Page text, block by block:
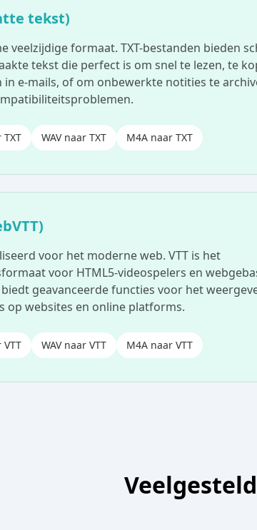
tekst)
veelzijdige formaat. TXT-bestanden bieden
tekst die perfect is om snel te lezen, te
in e-mails, of om onbewerkte notities te
TXT WAV naar TXT M4A naar TXT
voor het moderne web. VTT is het
voor HTML5-videospelers en
geavanceerde functies voor het
op websites en online platforms.
VTT WAV naar VTT M4A naar VTT